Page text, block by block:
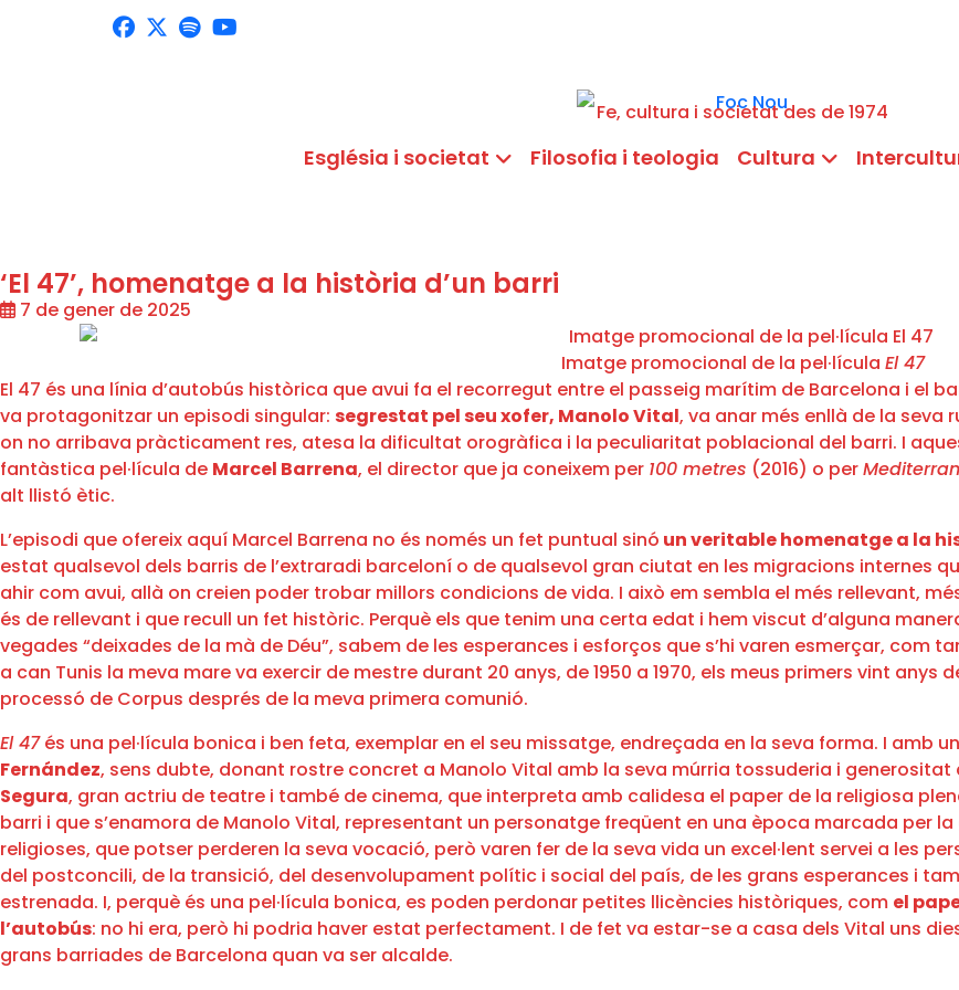
Fe, cultura i societat des de 1974
Església i societat Filosofia i teologia Cultura
‘El 47’, homenatge a la història d’un barri
7 de gener de 2025
Imatge promocional de la pel·lícula El 47
El 47 és una línia d’autobús històrica que avui fa el recorregut entre el passeig marítim de Barcelona i el
va protagonitzar un episodi singular: segrestat pel seu xofer, Manolo Vital, va anar més enllà de la seva
on no arribava pràcticament res, atesa la dificultat orogràfica i la peculiaritat poblacional del barri. I
fantàstica pel·lícula de Marcel Barrena, el director que ja coneixem per 100 metres (2016) o per
alt llistó ètic.
L’episodi que ofereix aquí Marcel Barrena no és només un fet puntual sinó un veritable homenatge a la
estat qualsevol dels barris de l’extraradi barceloní o de qualsevol gran ciutat en les migracions internes
ahir com avui, allà on creien poder trobar millors condicions de vida. I això em sembla el més rellevant,
és de rellevant i que recull un fet històric. Perquè els que tenim una certa edat i hem viscut d’alguna
vegades “deixades de la mà de Déu”, sabem de les esperances i esforços que s’hi varen esmerçar, com
a can Tunis la meva mare va exercir de mestre durant 20 anys, de 1950 a 1970, els meus primers vint
processó de Corpus després de la meva primera comunió.
El 47és una pel·lícula bonica i ben feta, exemplar en el seu missatge, endreçada en la seva forma. I amb
Fernández, sens dubte, donant rostre concret a Manolo Vital amb la seva múrria tossuderia i
Segura, gran actriu de teatre i també de cinema, que interpreta amb calidesa el paper de la religiosa
barri i que s’enamora de Manolo Vital, representant un personatge freqüent en una època marcada per
religioses, que potser perderen la seva vocació, però varen fer de la seva vida un excel·lent servei a les
del postconcili, de la transició, del desenvolupament polític i social del país, de les grans esperances i
estrenada. I, perquè és una pel·lícula bonica, es poden perdonar petites llicències històriques, com el
l’autobús: no hi era, però hi podria haver estat perfectament. I de fet va estar-se a casa dels Vital uns
grans barriades de Barcelona quan va ser alcalde.